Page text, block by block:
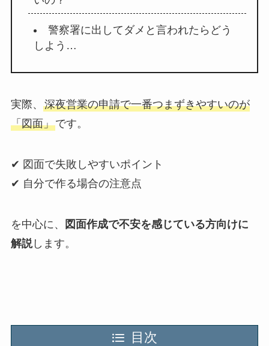
警察署に出してダメと言われたらどう
しよう…
実際、 深夜営業の申請で一番つまずきやすいのが
「図面」です。
✔ 図面で失敗しやすいポイント
✔ 自分で作る場合の注意点
を中心に、
図面作成で不安を感じている方向けに
解説します。
目次